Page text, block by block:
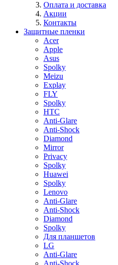
Оплата и доставка
Акции
Контакты
Защитные пленки
Acer
Apple
Asus
Spolky
Meizu
Explay
FLY
Spolky
HTC
Anti-Glare
Anti-Shock
Diamond
Mirror
Privacy
Spolky
Huawei
Spolky
Lenovo
Anti-Glare
Anti-Shock
Diamond
Spolky
Для планшетов
LG
Anti-Glare